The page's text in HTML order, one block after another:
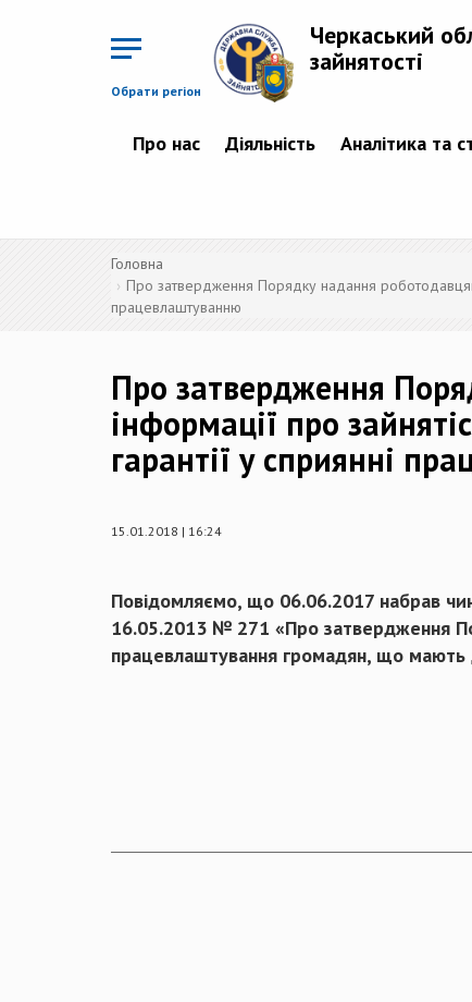
Обрати регіон
Черкаський
зайнятості
Про нас Діяльність Аналітика та
Головна
Про затвердження Порядку надання
працевлаштуванню
Про затвердження
інформації про
гарантії у сприянні
15.01.2018 | 16:24
Повідомляємо, що 06.06.2017 набрав
16.05.2013 № 271 «Про затвердження
працевлаштування громадян, що мають